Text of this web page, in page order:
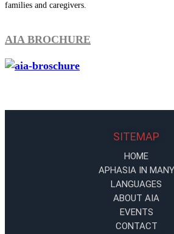
families and caregivers.
AIA BROCHURE
SITEMAP
HOME
APHASIA IN MANY
LANGUAGES
ABOUT AIA
EVENTS
CONTACT